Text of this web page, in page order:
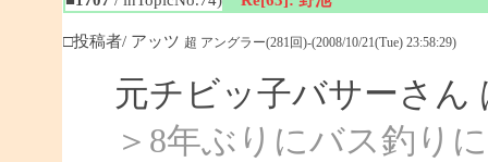
□投稿者/ アッツ 超 アングラー(281回)-(2008/10/21(Tue) 23:58:29)
元チビッ子バサーさ
＞8年ぶりにバス釣り